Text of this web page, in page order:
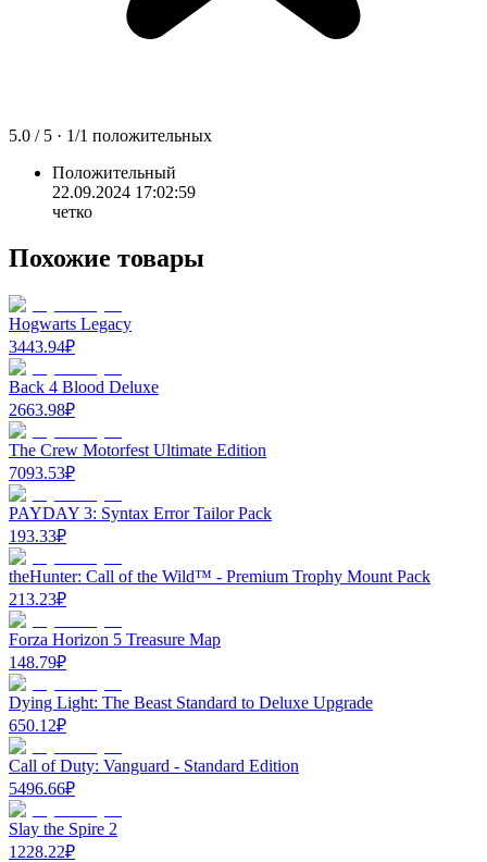
5.0 / 5 · 1/1 положительных
Положительный
22.09.2024 17:02:59
четко
Похожие товары
Hogwarts Legacy
3443.94₽
Back 4 Blood Deluxe
2663.98₽
The Crew Motorfest Ultimate Edition
7093.53₽
PAYDAY 3: Syntax Error Tailor Pack
193.33₽
theHunter: Call of the Wild™ - Premium Trophy Mount Pack
213.23₽
Forza Horizon 5 Treasure Map
148.79₽
Dying Light: The Beast Standard to Deluxe Upgrade
650.12₽
Call of Duty: Vanguard - Standard Edition
5496.66₽
Slay the Spire 2
1228.22₽